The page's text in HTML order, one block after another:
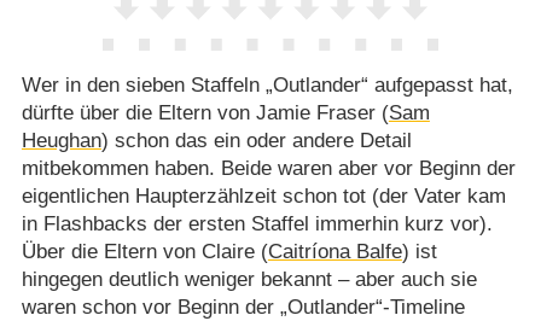
Wer in den sieben Staffeln „Outlander“ aufgepasst hat,
dürfte über die Eltern von Jamie Fraser (Sam
Heughan) schon das ein oder andere Detail
mitbekommen haben. Beide waren aber vor Beginn der
eigentlichen Haupterzählzeit schon tot (der Vater kam
in Flashbacks der ersten Staffel immerhin kurz vor).
Über die Eltern von Claire (Caitríona Balfe) ist
hingegen deutlich weniger bekannt – aber auch sie
waren schon vor Beginn der „Outlander“-Timeline